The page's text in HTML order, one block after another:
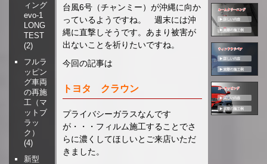
台風6号（チャンミー）が沖縄に向か
っているようですね。 週末には沖
縄に直撃しそうです。あまり被害が
出ないことを祈りたいですね。
今回の記事は
トヨタ クラウン
プライバシーガラスなんです
が・・・フィルム施工することでさ
らに濃くしてほしいとご来店いただ
きました。
ィング
evo-1
LONG
TEST
(2)
フルラ
ッピン
グ車両
の再施
工（マ
ットブ
ラッ
ク）
(4)
新型